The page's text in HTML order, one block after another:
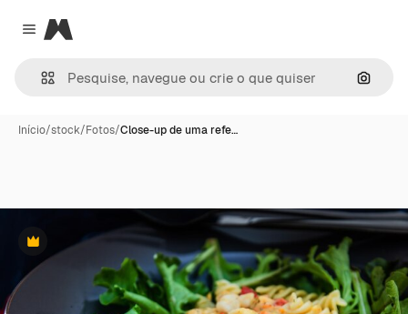
Close menu
Magnific
Início/stock/Fotos/Close-up de uma refe…
Premium